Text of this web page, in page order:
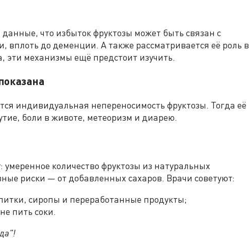
что избыток фруктозы может быть связан с
до деменции. А также рассматривается её роль в
эти механизмы ещё предстоит изучить.
индивидуальная непереносимость фруктозы. Тогда её
боли в животе, метеоризм и диарею.
количество фруктозы из натуральных
риски — от добавленных сахаров. Врачи советуют:
сиропы и переработанные продукты;
пить соки.